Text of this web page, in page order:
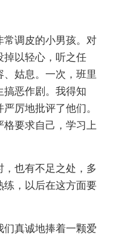
常调皮的小男孩。对
掉以轻心，听之任
姑息。一次，班里
搞恶作剧。我得知
厉地批评了他们。
要求自己，学习上
也有不足之处，多
练，以后在这方面要
们真诚地捧着一颗爱